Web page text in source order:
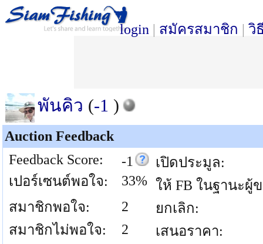
login | สมัครสมาชิก | วิ
พันคิว (-1 )
Auction Feedback
Feedback Score:
-1
เปอร์เซนต์พอใจ:
33%
สมาชิกพอใจ:
2
สมาชิกไม่พอใจ:
2
เปิดประมูล:
ให้ FB ในฐานะผู้
ยกเลิก:
เสนอราคา: